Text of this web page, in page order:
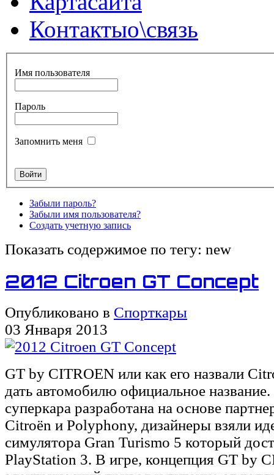
Контактыо\связь
Имя пользователя
Пароль
Запомнить меня
Забыли пароль?
Забыли имя пользователя?
Создать учетную запись
Показать содержимое по тегу: new
2012 Citroen GT Concept
Опубликовано в Спорткары
03 Января 2013
GT by CITROEN или как его назвали
дать автомобилю официальное
суперкара разработана на основе
Citroën и Polyphony, дизайнеры взяли
симулятора Gran Turismo 5 который
PlayStation 3. В игре, концепция GT by